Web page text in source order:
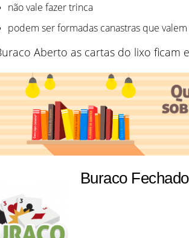
não vale fazer trinca
podem ser formadas canastras que
Aberto as cartas do lixo ficam
Buraco Fechado